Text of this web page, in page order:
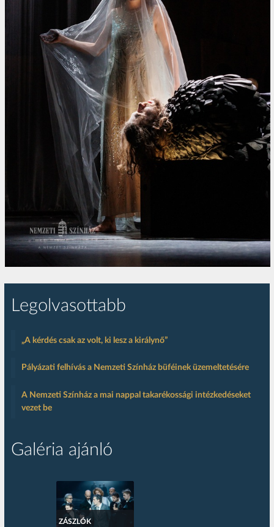
Legolvasottabb
„A kérdés csak az volt, ki lesz a királynő”
Pályázati felhívás a Nemzeti Színház büféinek üzemeltetésére
A Nemzeti Színház a mai nappal takarékossági intézkedéseket
vezet be
Galéria ajánló
ZÁSZLÓK